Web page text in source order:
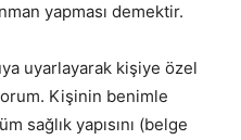
yapması demektir.
uyarlayarak kişiye özel
Kişinin benimle
sağlık yapısını (belge